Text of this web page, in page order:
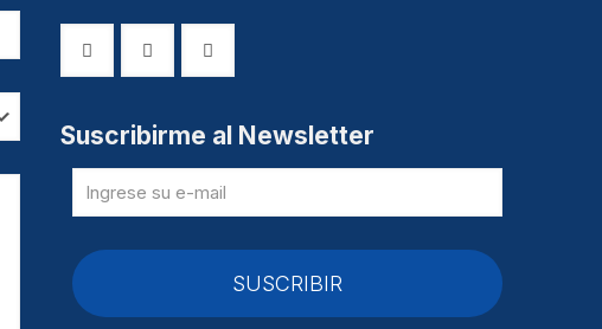
Suscribirme al Newsletter